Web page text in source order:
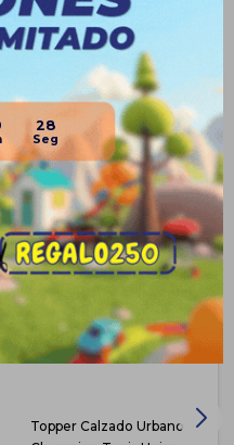
27
interesar
Topper Calzado Urbano